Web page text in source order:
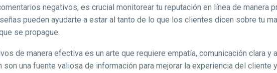
negativos, es crucial monitorear tu reputación en línea de manera
pueden ayudarte a estar al tanto de lo que los clientes dicen sobre tu
se propague.
de manera efectiva es un arte que requiere empatía, comunicación clara
una fuente valiosa de información para mejorar la experiencia del